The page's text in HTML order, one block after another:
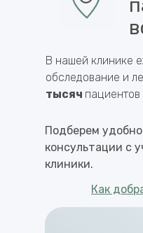
В нашей клинике
обследование и
тысяч пациентов
Подберем
консультации с
клиники.
Как